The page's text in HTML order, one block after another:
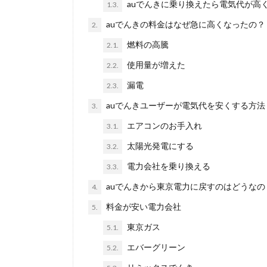
1.3. auでんきに乗り換えたら電気代が高
2. auでんきの料金はなぜ急に高くなったの？
2.1. 燃料の高騰
2.2. 使用量が増えた
2.3. 漏電
3. auでんきユーザーが電気代を安くする方法
3.1. エアコンのお手入れ
3.2. 太陽光発電にする
3.3. 電力会社を乗り換える
4. auでんきから東京電力に戻すのはどうなの
5. 料金が安い電力会社
5.1. 東京ガス
5.2. エバーグリーン